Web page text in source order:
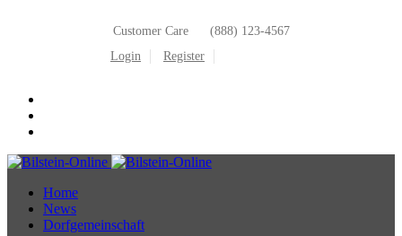
Customer Care
(888) 123-4567
Login
Register
Home
News
Dorfgemeinschaft